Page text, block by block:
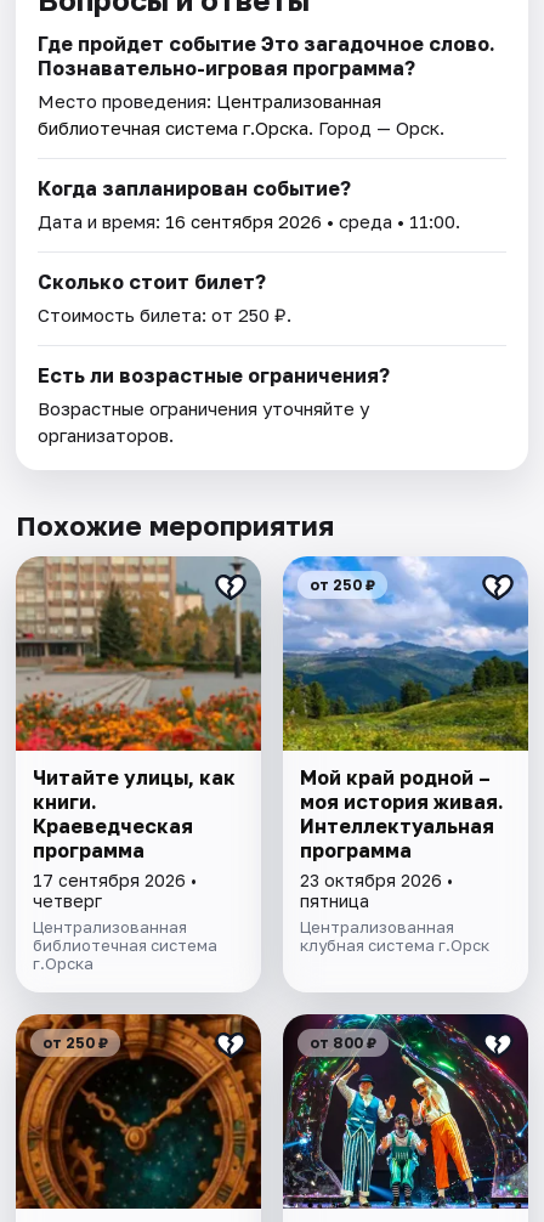
Где пройдет событие Это загадочное слово.
Познавательно-игровая программа?
Место проведения: Централизованная
библиотечная система г.Орска. Город — Орск.
Когда запланирован событие?
Дата и время: 16 сентября 2026 • среда • 11:00.
Сколько стоит билет?
Стоимость билета: от 250 ₽.
Есть ли возрастные ограничения?
Возрастные ограничения уточняйте у
организаторов.
Похожие мероприятия
Читайте улицы, как
книги.
Краеведческая
программа
17 сентября 2026 •
четверг
Централизованная
библиотечная система
г.Орска
от 250 ₽
Мой край родной –
моя история живая.
Интеллектуальная
программа
23 октября 2026 •
пятница
Централизованная
клубная система г.Орск
от 250 ₽ от 800 ₽